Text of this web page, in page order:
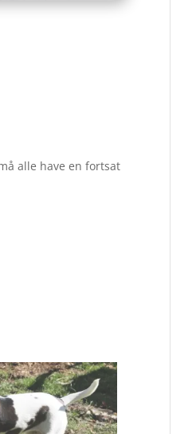
alle have en fortsat